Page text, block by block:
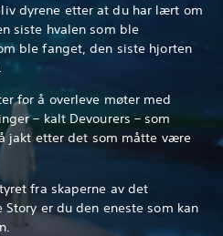
dyrene etter at du har lært om
siste hvalen som ble
ble fanget, den siste hjorten
for å overleve møter med
– kalt Devourers – som
jakt etter det som måtte være
fra skaperne av det
er du den eneste som kan